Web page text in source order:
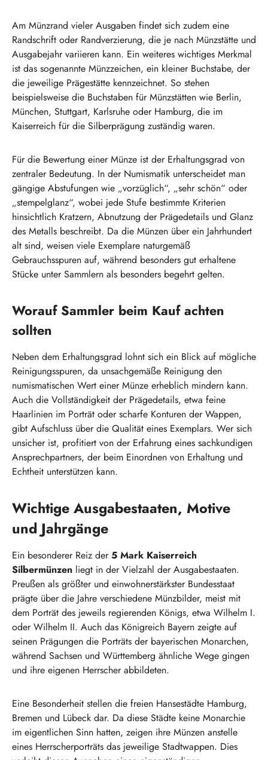
Am Münzrand vieler Ausgaben findet sich zudem eine
Randschrift oder Randverzierung, die je nach Münzstätte und
Ausgabejahr variieren kann. Ein weiteres wichtiges Merkmal
ist das sogenannte Münzzeichen, ein kleiner Buchstabe, der
die jeweilige Prägestätte kennzeichnet. So stehen
beispielsweise die Buchstaben für Münzstätten wie Berlin,
München, Stuttgart, Karlsruhe oder Hamburg, die im
Kaiserreich für die Silberprägung zuständig waren.
Für die Bewertung einer Münze ist der Erhaltungsgrad von
zentraler Bedeutung. In der Numismatik unterscheidet man
gängige Abstufungen wie „vorzüglich“, „sehr schön“ oder
„stempelglanz“, wobei jede Stufe bestimmte Kriterien
hinsichtlich Kratzern, Abnutzung der Prägedetails und Glanz
des Metalls beschreibt. Da die Münzen über ein Jahrhundert
alt sind, weisen viele Exemplare naturgemäß
Gebrauchsspuren auf, während besonders gut erhaltene
Stücke unter Sammlern als besonders begehrt gelten.
Worauf Sammler beim Kauf achten
sollten
Neben dem Erhaltungsgrad lohnt sich ein Blick auf mögliche
Reinigungsspuren, da unsachgemäße Reinigung den
numismatischen Wert einer Münze erheblich mindern kann.
Auch die Vollständigkeit der Prägedetails, etwa feine
Haarlinien im Porträt oder scharfe Konturen der Wappen,
gibt Aufschluss über die Qualität eines Exemplars. Wer sich
unsicher ist, profitiert von der Erfahrung eines sachkundigen
Ansprechpartners, der beim Einordnen von Erhaltung und
Echtheit unterstützen kann.
Wichtige Ausgabestaaten, Motive
und Jahrgänge
Ein besonderer Reiz der5 Mark Kaiserreich
Silbermünzen liegt in der Vielzahl der Ausgabestaaten.
Preußen als größter und einwohnerstärkster Bundesstaat
prägte über die Jahre verschiedene Münzbilder, meist mit
dem Porträt des jeweils regierenden Königs, etwa Wilhelm I.
oder Wilhelm II. Auch das Königreich Bayern zeigte auf
seinen Prägungen die Porträts der bayerischen Monarchen,
während Sachsen und Württemberg ähnliche Wege gingen
und ihre eigenen Herrscher abbildeten.
Eine Besonderheit stellen die freien Hansestädte Hamburg,
Bremen und Lübeck dar. Da diese Städte keine Monarchie
im eigentlichen Sinn hatten, zeigen ihre Münzen anstelle
eines Herrscherporträts das jeweilige Stadtwappen. Dies